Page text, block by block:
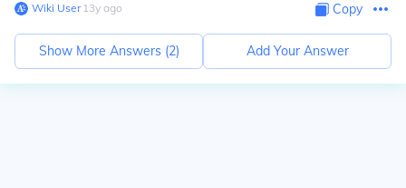
Wiki User∙13y ago Copy
Show More Answers (2) Add Your Answer